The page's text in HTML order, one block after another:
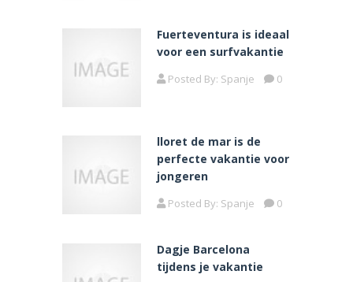
Fuerteventura is ideaal
voor een surfvakantie
Posted By: Spanje 0
lloret de mar is de
perfecte vakantie voor
jongeren
Posted By: Spanje 0
Dagje Barcelona
tijdens je vakantie